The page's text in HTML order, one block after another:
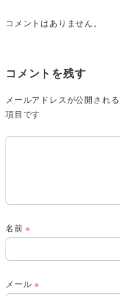
コメントはありません。
コメントを残す
メールアドレスが公開され
項目です
名前※
メール※